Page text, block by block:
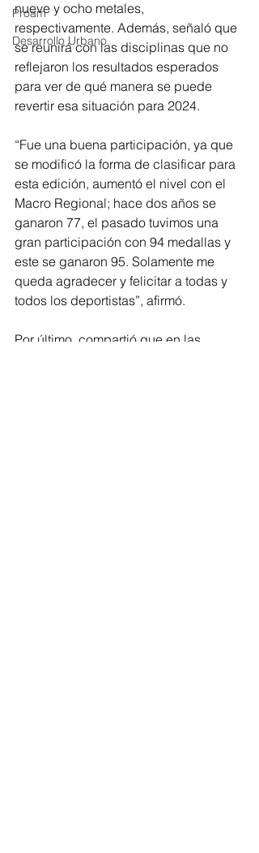
Proam
Desarrollo Urbano
nueve y ocho metales,
respectivamente. Además, señaló que
se reunirá con las disciplinas que no
reflejaron los resultados esperados
para ver de qué manera se puede
revertir esa situación para 2024.
“Fue una buena participación, ya que
se modificó la forma de clasificar para
esta edición, aumentó el nivel con el
Macro Regional; hace dos años se
ganaron 77, el pasado tuvimos una
gran participación con 94 medallas y
este se ganaron 95. Solamente me
queda agradecer y felicitar a todas y
todos los deportistas”, afirmó.
Por último, compartió que en las